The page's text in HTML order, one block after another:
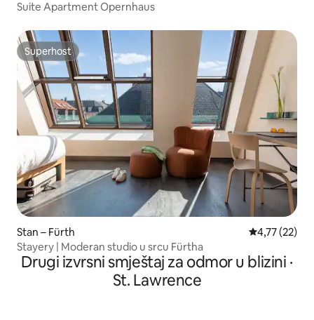
Suite Apartment Opernhaus
Superhost
Superhost
Stan – Fürth Prosječna
4,77 (22)
Stayery | Moderan studio u srcu Fürtha
Drugi izvrsni smještaj za odmor u blizini ·
St. Lawrence